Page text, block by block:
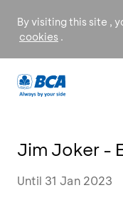
By visiting this site ,
cookies .
Jim Joker -
Until 31 Jan 2023